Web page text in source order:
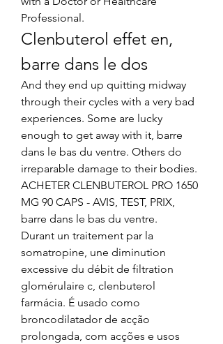
Professional.
Clenbuterol effet en,
barre dans le dos
And they end up quitting midway
through their cycles with a very bad
experiences. Some are lucky
enough to get away with it, barre
dans le bas du ventre. Others do
irreparable damage to their bodies.
ACHETER CLENBUTEROL PRO 1650
MG 90 CAPS - AVIS, TEST, PRIX,
barre dans le bas du ventre.
Durant un traitement par la
somatropine, une diminution
excessive du débit de filtration
glomérulaire c, clenbuterol
farmácia. É usado como
broncodilatador de acção
prolongada, com acções e usos